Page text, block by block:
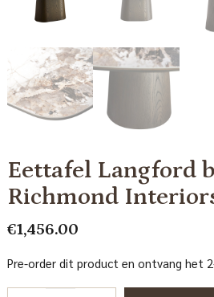
Eettafel Langford
Richmond
€1,456.00
Pre-order dit product en ontvang het